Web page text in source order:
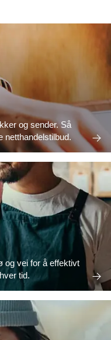
og sender. Så
netthandelstilbud.
og vei for å effektivt
tid.